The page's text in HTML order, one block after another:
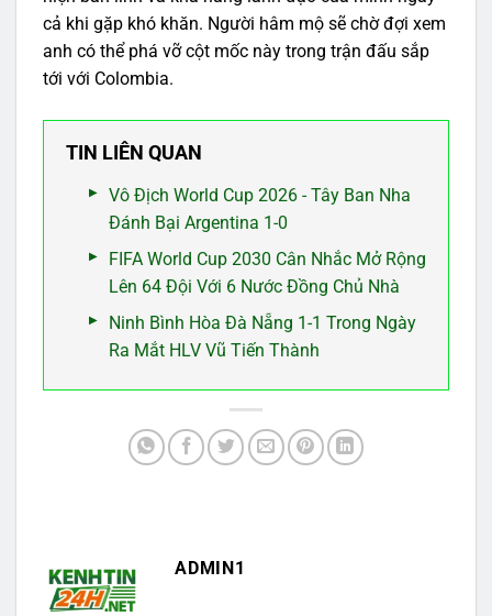
cả khi gặp khó khăn. Người hâm mộ sẽ chờ đợi xem
anh có thể phá vỡ cột mốc này trong trận đấu sắp
tới với Colombia.
TIN LIÊN QUAN
Vô Địch World Cup 2026 - Tây Ban Nha
Đánh Bại Argentina 1-0
FIFA World Cup 2030 Cân Nhắc Mở Rộng
Lên 64 Đội Với 6 Nước Đồng Chủ Nhà
Ninh Bình Hòa Đà Nẵng 1-1 Trong Ngày
Ra Mắt HLV Vũ Tiến Thành
ADMIN1